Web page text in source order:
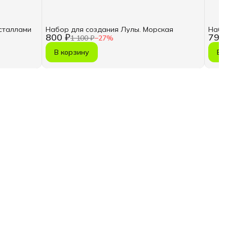
800 ₽1 100 ₽−27%
Набор для создания Лулы. Морская
В корзину
790
В